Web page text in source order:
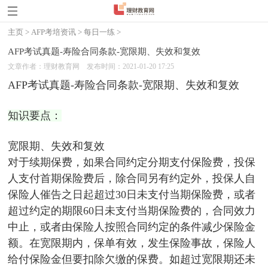
主页> AFP考培资讯> 每日一练 >
AFP考试真题-寿险合同条款-宽限期、失效和复效
文章作者：理财教育网 发布时间：2021-01-20 17:25
AFP考试真题-寿险合同条款-宽限期、失效和复效
知识要点：
宽限期、失效和复效
对于续期保费，如果合同约定分期支付保险费，投保
人支付首期保险费后，除合同另有约定外，投保人自
保险人催告之日起超过30日未支付当期保险费，或者
超过约定的期限60日未支付当期保险费的，合同效力
中止，或者由保险人按照合同约定的条件减少保险金
额。在宽限期内，保单有效，发生保险事故，保险人
给付保险金但要扣除欠缴的保费。如超过宽限期还未